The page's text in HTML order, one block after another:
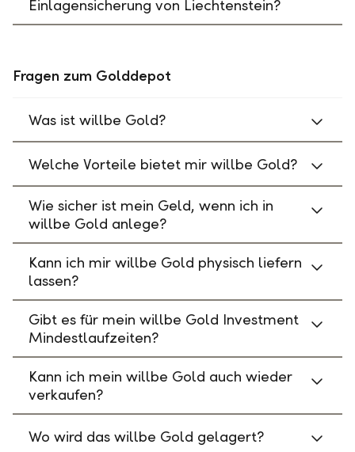
Einlagensicherung von Liechtenstein?
Fragen zum Golddepot
Was ist willbe Gold?
Welche Vorteile bietet mir willbe Gold?
Wie sicher ist mein Geld, wenn ich in
willbe Gold anlege?
Kann ich mir willbe Gold physisch liefern
lassen?
Gibt es für mein willbe Gold Investment
Mindestlaufzeiten?
Kann ich mein willbe Gold auch wieder
verkaufen?
Wo wird das willbe Gold gelagert?